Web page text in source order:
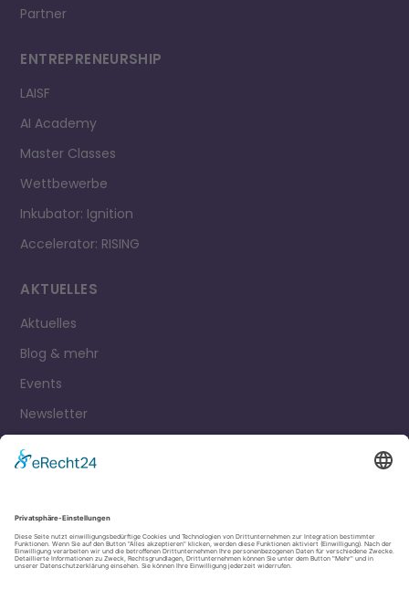
Partner
ENTREPRE­NEURSHIP
LAISF
AI Academy
Master Classes
Wettbewerbe
Inkubator: Ignition
Accelerator: RISING
AKTUELLES
Aktuelles
Blog & mehr
Events
Newsletter
Impressum
Datenschutz